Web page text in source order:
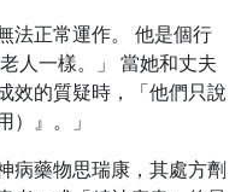
法正常運作。 他是個行
人一樣。」 當她和丈夫
效的質疑時，「他們只說
）』。」
病藥物思瑞康，其處方劑